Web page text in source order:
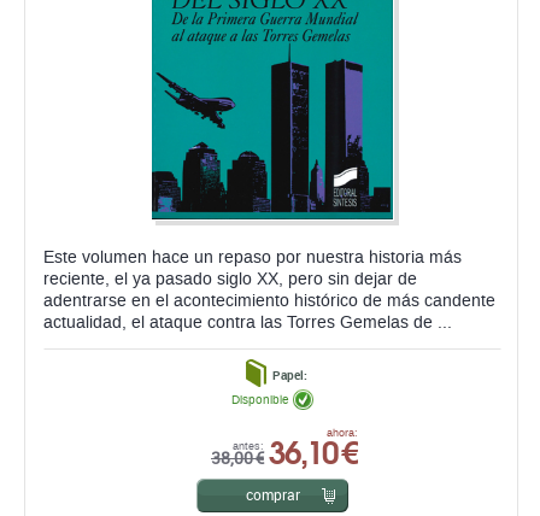
Este volumen hace un repaso por nuestra historia más
reciente, el ya pasado siglo XX, pero sin dejar de
adentrarse en el acontecimiento histórico de más candente
actualidad, el ataque contra las Torres Gemelas de ...
Papel:
antes:
38,00 €
ahora:
36,10 €
Disponible
comprar